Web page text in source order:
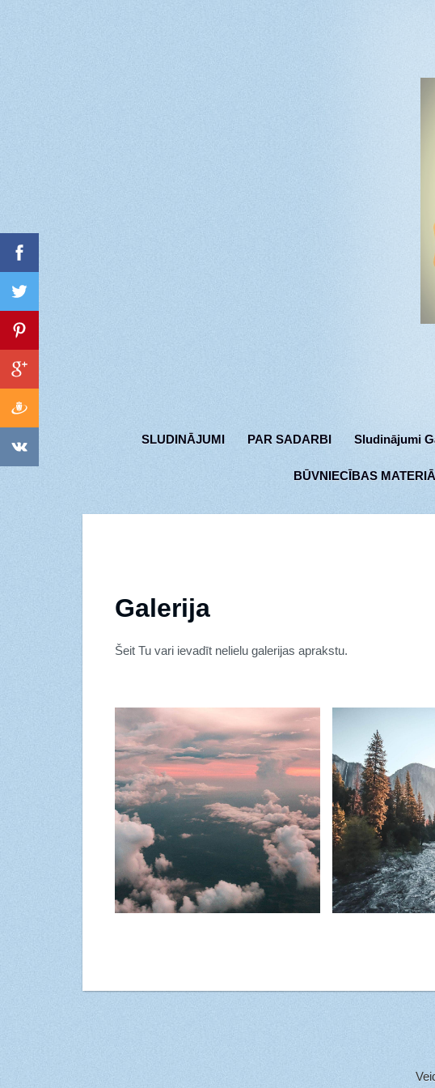
SLUDINĀJUMI PAR SADARBI Sludinājumi
BŪVNIECĪBAS
Galerija
Šeit Tu vari ievadīt nelielu galerijas aprakstu.